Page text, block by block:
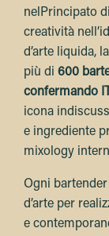
nelPrincipato
creatività
d’arte liquida,
più di 600
confermando
icona
e ingrediente
mixology
Ogni
d’arte per
e